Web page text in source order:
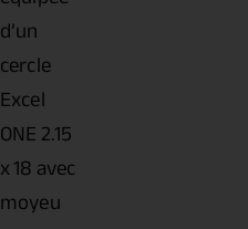
d’un
cercle
Excel
ONE 2.15
x 18 avec
moyeu